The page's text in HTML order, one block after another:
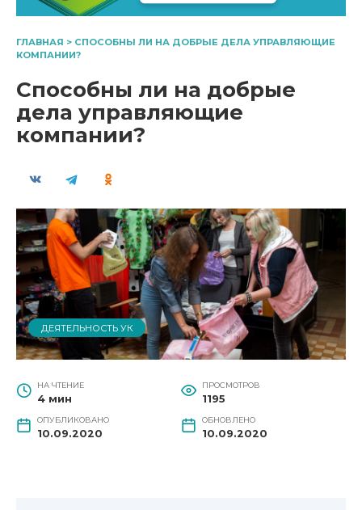
ГЛАВНАЯ > СПОСОБНЫ ЛИ НА ДОБРЫЕ ДЕЛА УПРАВЛЯЮЩИЕ
КОМПАНИИ?
Способны ли на добрые
дела управляющие
компании?
ДЕЯТЕЛЬНОСТЬ УК
НА ЧТЕНИЕ
4 мин
ПРОСМОТРОВ
1195
ОПУБЛИКОВАНО
10.09.2020
ОБНОВЛЕНО
10.09.2020